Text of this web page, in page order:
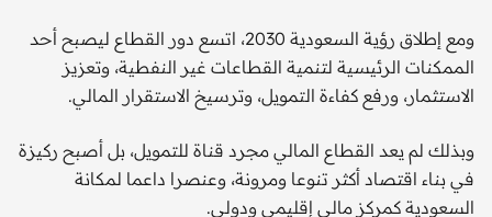
ومع إطلاق رؤية السعودية 2030، اتسع دور القطاع ليصبح أحد
الممكنات الرئيسية لتنمية القطاعات غير النفطية، وتعزيز
الاستثمار، ورفع كفاءة التمويل، وترسيخ الاستقرار المالي.
وبذلك لم يعد القطاع المالي مجرد قناة للتمويل، بل أصبح ركيزة
في بناء اقتصاد أكثر تنوعا ومرونة، وعنصرا داعما لمكانة
السعودية كمركز مالي إقليمي ودولي.